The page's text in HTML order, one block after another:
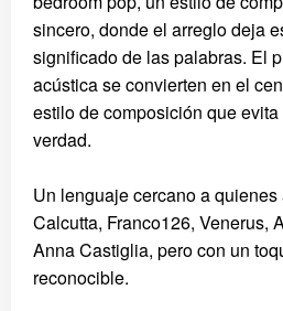
sincero, donde el arreglo deja
significado de las palabras. El
acústica se convierten en el
estilo de composición que
verdad.
Un lenguaje cercano a
Calcutta, Franco126, Venerus,
Anna Castiglia, pero con un
reconocible.